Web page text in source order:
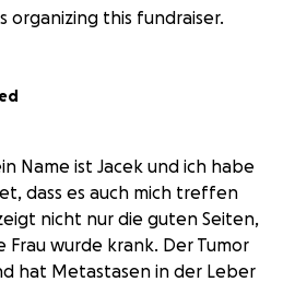
organizing this fundraiser.
Name ist Jacek und ich habe
dass es auch mich treffen
nicht nur die guten Seiten,
Frau wurde krank. Der Tumor
hat Metastasen in der Leber